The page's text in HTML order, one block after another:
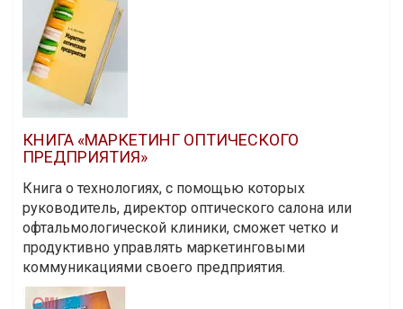
КНИГА «МАРКЕТИНГ ОПТИЧЕСКОГО
ПРЕДПРИЯТИЯ»
Книга о технологиях, с помощью которых
руководитель, директор оптического салона или
офтальмологической клиники, сможет четко и
продуктивно управлять маркетинговыми
коммуникациями своего предприятия.